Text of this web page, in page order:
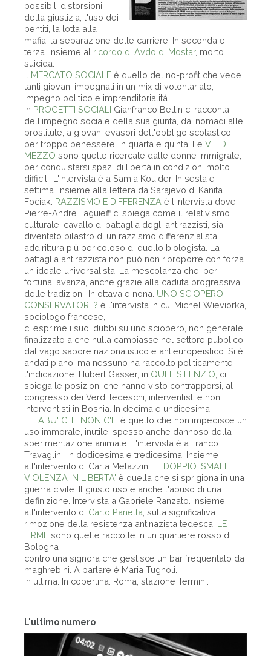
L'ultimo numero
possibili distorsioni
della giustizia, l'uso dei
pentiti, la lotta alla
mafia, la separazione delle carriere. In seconda e
terza. Insieme al ricordo di Avdo di Mostar, morto
suicida.
Il MERCATO SOCIALE è quello del no-profit che vede
tanti giovani impegnati in un mix di volontariato,
impegno politico e imprenditorialità.
In PROGETTI SOCIALI Gianfranco Bettin ci racconta
dell'impegno sociale della sua giunta, dai nomadi alle
prostitute, a giovani evasori dell'obbligo scolastico
per troppo benessere. In quarta e quinta. Le VIE DI
MEZZO sono quelle ricercate dalle donne immigrate,
per conquistarsi spazi di libertà in condizioni molto
difficili. L'intervista è a Samia Kouider. In sesta e
settima. Insieme alla lettera da Sarajevo di Kanita
Fociak. RAZZISMO E DIFFERENZA è l'intervista dove
Pierre-André Taguieff ci spiega come il relativismo
culturale, cavallo di battaglia degli antirazzisti, sia
diventato pilastro di un razzismo differenzialista
addirittura più pericoloso di quello biologista. La
battaglia antirazzista non può non riproporre con forza
un ideale universalista. La mescolanza che, per
fortuna, avanza, anche grazie alla caduta progressiva
delle tradizioni. In ottava e nona. UNO SCIOPERO
CONSERVATORE? è l'intervista in cui Michel Wieviorka,
sociologo francese,
ci esprime i suoi dubbi su uno sciopero, non generale,
finalizzato a che nulla cambiasse nel settore pubblico,
dal vago sapore nazionalistico e antieuropeistico. Si è
andati piano, ma nessuno ha raccolto politicamente
l'indicazione. Hubert Gasser, in QUEL SILENZIO , ci
spiega le posizioni che hanno visto contrapporsi, al
congresso dei Verdi tedeschi, interventisti e non
interventisti in Bosnia. In decima e undicesima.
IL TABU' CHE NON C'E' è quello che non impedisce un
uso immorale, inutile, spesso anche dannoso della
sperimentazione animale. L'intervista è a Franco
Travaglini. In dodicesima e tredicesima. Insieme
all'intervento di Carla Melazzini, IL DOPPIO ISMAELE
VIOLENZA IN LIBERTA' è quella che si sprigiona in una
guerra civile. Il giusto uso e anche l'abuso di una
definizione. Intervista a Gabriele Ranzato. Insieme
all'intervento di Carlo Panella , sulla significativa
rimozione della resistenza antinazista tedesca. LE
FIRME sono quelle raccolte in un quartiere rosso di
Bologna
contro una signora che gestisce un bar frequentato da
maghrebini. A parlare è Maria Tugnoli.
In ultima. In copertina: Roma, stazione Termini.